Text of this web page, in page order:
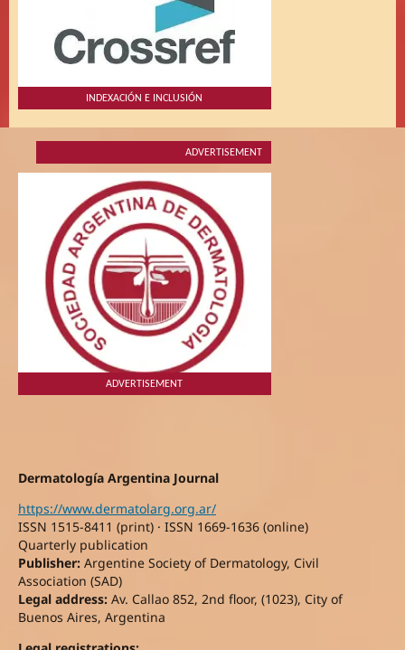
INDEXACIÓN E INCLUSIÓN
ADVERTISEMENT
ADVERTISEMENT
Dermatología Argentina Journal
https://www.dermatolarg.org.ar/
ISSN 1515-8411 (print) · ISSN 1669-1636 (online)
Quarterly publication
Publisher:Argentine Society of Dermatology, Civil
Association (SAD)
Legal address:Av. Callao 852, 2nd floor, (1023), City of
Buenos Aires, Argentina